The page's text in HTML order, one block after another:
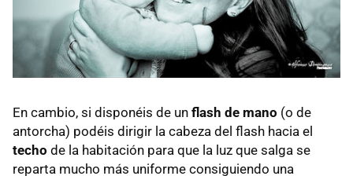
En cambio, si disponéis de un flash de mano (o de
antorcha) podéis dirigir la cabeza del flash hacia el
techo de la habitación para que la luz que salga se
reparta mucho más uniforme consiguiendo una